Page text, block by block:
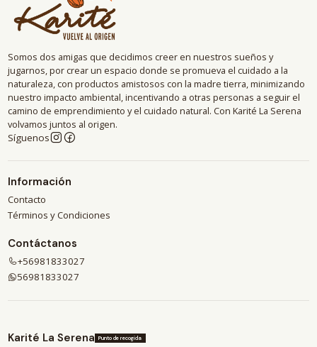
Somos dos amigas que decidimos creer en nuestros sueños y
jugarnos, por crear un espacio donde se promueva el cuidado a la
naturaleza, con productos amistosos con la madre tierra, minimizando
nuestro impacto ambiental, incentivando a otras personas a seguir el
camino de emprendimiento y el cuidado natural. Con Karité La Serena
volvamos juntos al origen.
Síguenos
Información
Contacto
Términos y Condiciones
Contáctanos
+56981833027
56981833027
Karité La Serena Punto de recogida